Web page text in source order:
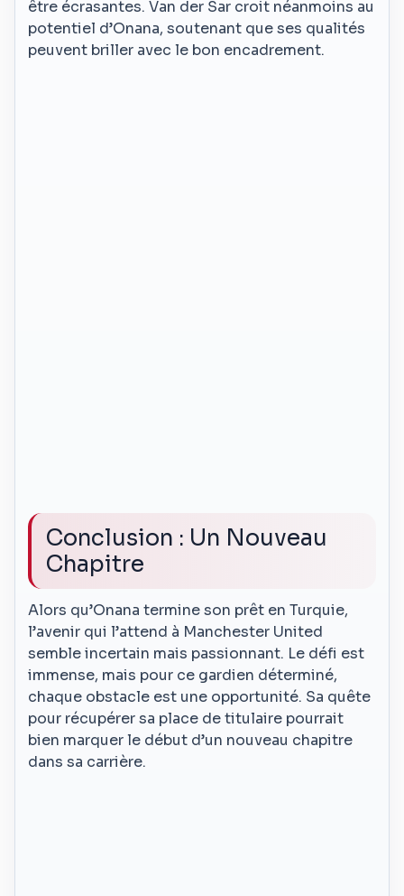
être écrasantes. Van der Sar croit néanmoins au
potentiel d’Onana, soutenant que ses qualités
peuvent briller avec le bon encadrement.
Conclusion : Un Nouveau
Chapitre
Alors qu’Onana termine son prêt en Turquie,
l’avenir qui l’attend à Manchester United
semble incertain mais passionnant. Le défi est
immense, mais pour ce gardien déterminé,
chaque obstacle est une opportunité. Sa quête
pour récupérer sa place de titulaire pourrait
bien marquer le début d’un nouveau chapitre
dans sa carrière.